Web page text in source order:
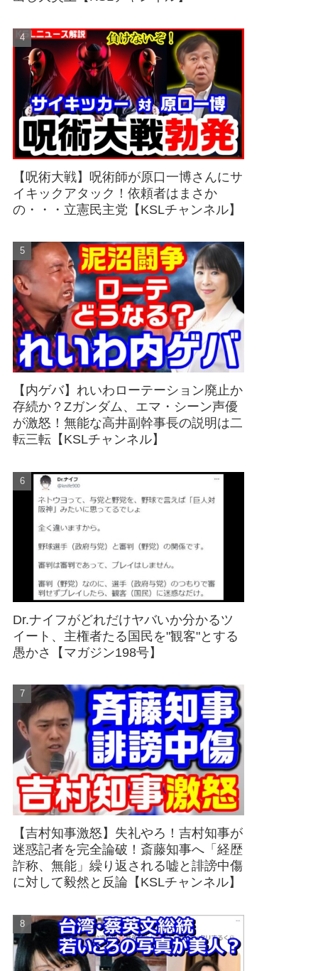
【呪術大戦】呪術師が原口一博さんにサ
イキックアタック！依頼者はまさか
の・・・立憲民主党【KSLチャンネル】
【内ゲバ】れいわローテーション廃止か
存続か？Zガンダム、エマ・シーン声優
が激怒！無能な高井副幹事長の説明は二
転三転【KSLチャンネル】
Dr.ナイフがどれだけヤバいか分かるツ
イート、主権者たる国民を"観客"とする
愚かさ【マガジン198号】
【吉村知事激怒】失礼やろ！吉村知事が
迷惑記者を完全論破！斎藤知事へ「経歴
詐称、無能」繰り返される嘘と誹謗中傷
に対して毅然と反論【KSLチャンネル】